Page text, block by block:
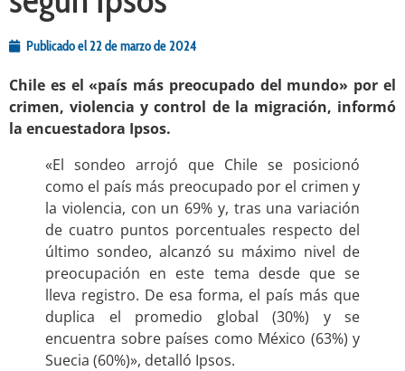
Publicado el22 de marzo de 2024
Chile es el «país más preocupado del mundo» por el
crimen, violencia y control de la migración, informó
la encuestadora Ipsos.
«El sondeo arrojó que Chile se posicionó
como el país más preocupado por el crimen y
la violencia, con un 69% y, tras una variación
de cuatro puntos porcentuales respecto del
último sondeo, alcanzó su máximo nivel de
preocupación en este tema desde que se
lleva registro. De esa forma, el país más que
duplica el promedio global (30%) y se
encuentra sobre países como México (63%) y
Suecia (60%)», detalló Ipsos.